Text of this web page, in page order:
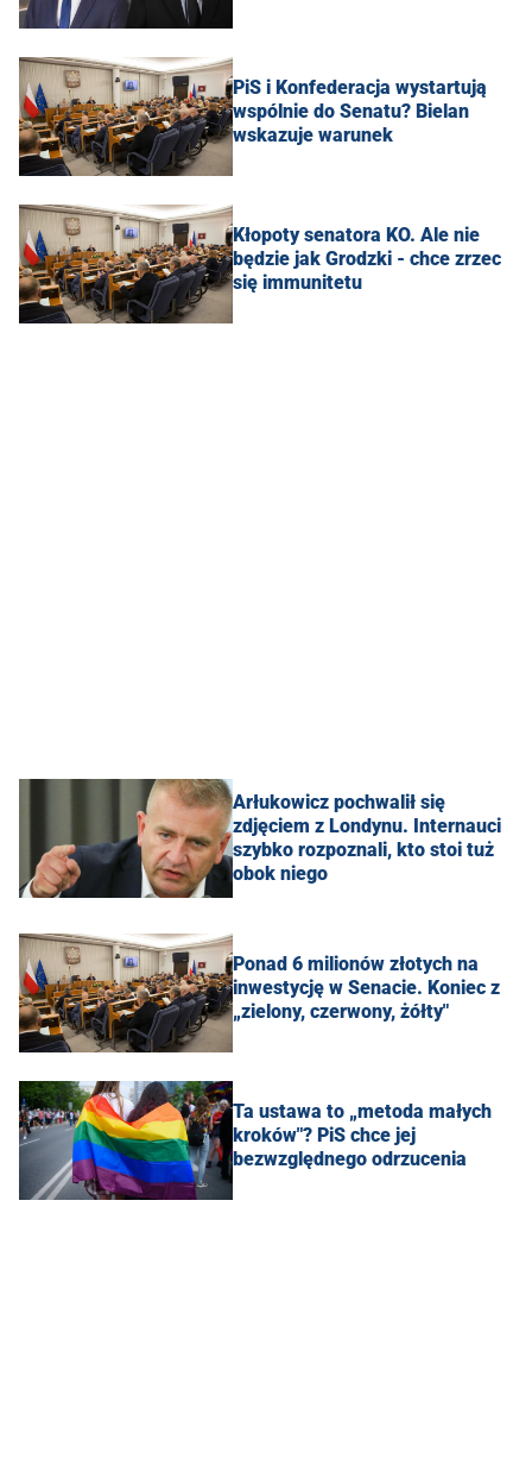
PiS i Konfederacja wystartują
wspólnie do Senatu? Bielan
wskazuje warunek
Kłopoty senatora KO. Ale nie
będzie jak Grodzki - chce zrzec
się immunitetu
Arłukowicz pochwalił się
zdjęciem z Londynu. Internauci
szybko rozpoznali, kto stoi tuż
obok niego
Ponad 6 milionów złotych na
inwestycję w Senacie. Koniec z
„zielony, czerwony, żółty"
Ta ustawa to „metoda małych
kroków"? PiS chce jej
bezwzględnego odrzucenia